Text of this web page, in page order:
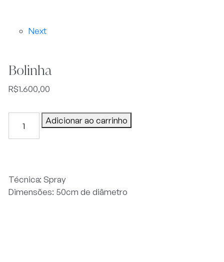
Next
Bolinha
R$1.600,00
quantidade
Adicionar ao carrinho
Técnica: Spray
Dimensões: 50cm de diâmetro